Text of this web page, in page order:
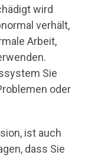
wird
verhält,
Arbeit,
Sie
oder
ist auch
dass Sie